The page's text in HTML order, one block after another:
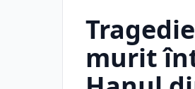
murit